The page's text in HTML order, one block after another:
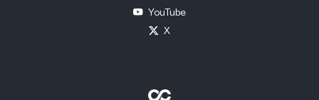
YouTube
X